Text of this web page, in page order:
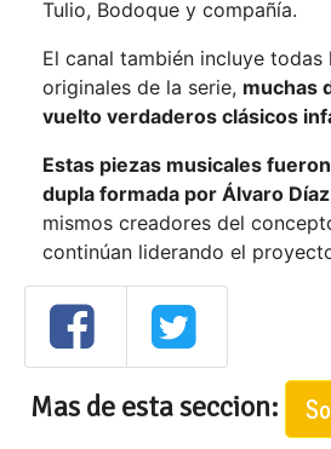
Tulio, Bodoque y compañía.
El canal también incluye todas
originales de la serie, muchas
vuelto verdaderos clásicos
Estas piezas musicales
dupla formada por Álvaro
mismos creadores del
continúan liderando el
Mas de esta seccion: